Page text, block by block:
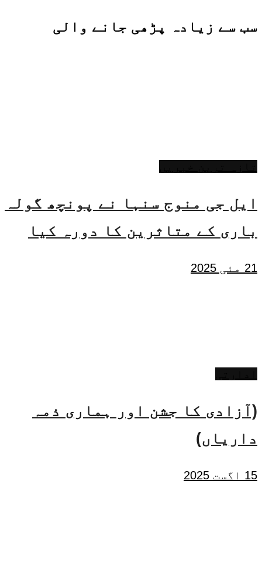
سب سے زیادہ پڑھی جانے والی
ایل جی منوج سنہا نے پونچھ گولہ
باری کے متاثرین کا دورہ کیا
21 مئی 2025
(آزادی کا جشن اور ہماری ذمہ
داریاں)
15 اگست 2025